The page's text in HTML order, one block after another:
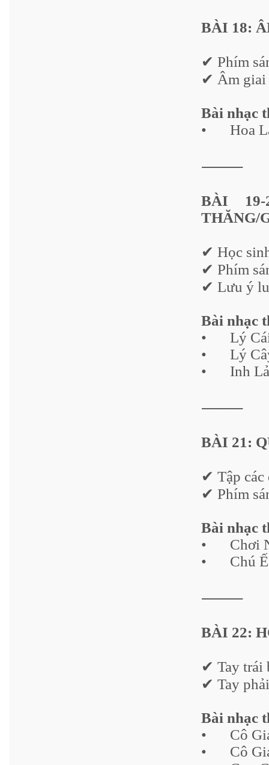
BÀI 18:
✔ Phím
✔ Âm giai
Bài nhạc
•
Hoa
⸻
BÀI
THĂNG/
✔ Học
✔ Phím
✔ Lưu ý
Bài nhạc
•
Lý
•
Lý
•
Inh
⸻
BÀI 21:
✔ Tập các
✔ Phím
Bài nhạc
•
Chơi
•
Chú
⸻
BÀI 22:
✔ Tay trái
✔ Tay
Bài nhạc
•
Cô
•
Cô